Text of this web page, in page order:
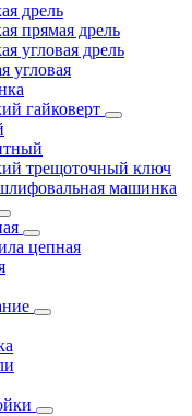
дрель
прямая дрель
угловая дрель
угловая
гайковерт
трещоточный ключ
машинка
цепная